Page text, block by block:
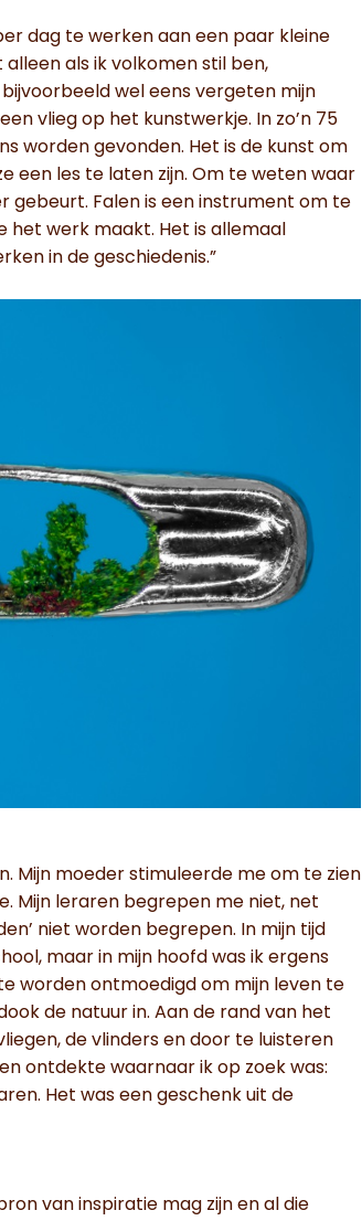
dag te werken aan een paar kleine
als ik volkomen stil ben,
bijvoorbeeld wel eens vergeten mijn
vlieg op het kunstwerkje. In zo’n 75
worden gevonden. Het is de kunst om
een les te laten zijn. Om te weten waar
gebeurt. Falen is een instrument om te
het werk maakt. Het is allemaal
in de geschiedenis.”
Mijn moeder stimuleerde me om te zien
Mijn leraren begrepen me niet, net
niet worden begrepen. In mijn tijd
maar in mijn hoofd was ik ergens
worden ontmoedigd om mijn leven te
de natuur in. Aan de rand van het
de vlinders en door te luisteren
ontdekte waarnaar ik op zoek was:
Het was een geschenk uit de
van inspiratie mag zijn en al die